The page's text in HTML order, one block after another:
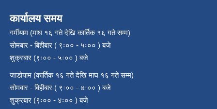
कार्यालय समय
गर्मीयाम (माघ १६ गते देखि कार्तिक १६ गते सम्म)
सोमबार - बिहीबार ( ९ः०० - ५ः०० ) बजे
शुक्रबार (९ः०० - ५ः०० ) बजे
जाडोयाम (कार्तिक १६ गते देखि माघ १६ गते सम्म)
सोमबार - बिहीबार ( ९ः०० - ४ः०० ) बजे
शुक्रबार (९ः०० - ४ः०० ) बजे